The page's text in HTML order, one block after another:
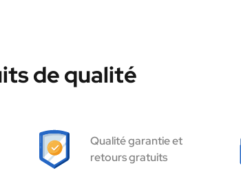
de qualité
Qualité garantie et
retours gratuits